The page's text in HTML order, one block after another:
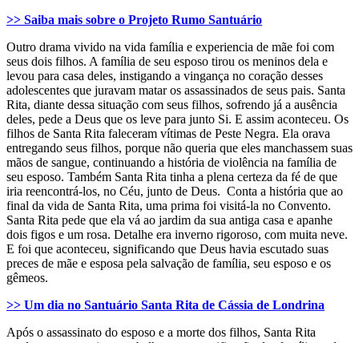
>> Saiba mais sobre o Projeto Rumo Santuário
Outro drama vivido na vida família e experiencia de mãe foi com
seus dois filhos. A família de seu esposo tirou os meninos dela e
levou para casa deles, instigando a vingança no coração desses
adolescentes que juravam matar os assassinados de seus pais. Santa
Rita, diante dessa situação com seus filhos, sofrendo já a ausência
deles, pede a Deus que os leve para junto Si. E assim aconteceu. Os
filhos de Santa Rita faleceram vítimas de Peste Negra. Ela orava
entregando seus filhos, porque não queria que eles manchassem suas
mãos de sangue, continuando a história de violência na família de
seu esposo. Também Santa Rita tinha a plena certeza da fé de que
iria reencontrá-los, no Céu, junto de Deus. Conta a história que ao
final da vida de Santa Rita, uma prima foi visitá-la no Convento.
Santa Rita pede que ela vá ao jardim da sua antiga casa e apanhe
dois figos e um rosa. Detalhe era inverno rigoroso, com muita neve.
E foi que aconteceu, significando que Deus havia escutado suas
preces de mãe e esposa pela salvação de família, seu esposo e os
gêmeos.
>> Um dia no Santuário Santa Rita de Cássia de Londrina
Após o assassinato do esposo e a morte dos filhos, Santa Rita